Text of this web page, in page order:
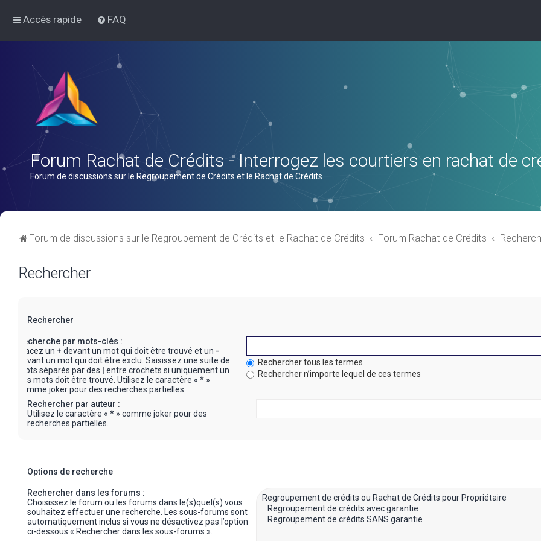
Accès rapide FAQ
Forum Rachat de Crédits - Interrogez les courtiers en rachat de
Forum de discussions sur le Regroupement de Crédits et le Rachat de Crédits
Forum de discussions sur le Regroupement de Crédits et le Rachat de Crédits Forum Rachat de Crédits
Rechercher
Rechercher
Recherche par mots-clés :
Placez un + devant un mot qui doit être trouvé et un -
devant un mot qui doit être exclu. Saisissez une suite de
mots séparés par des
entre crochets si uniquement un
des mots doit être trouvé. Utilisez le caractère « * »
comme joker pour des recherches partielles.
Rechercher tous les termes
Rechercher n’importe lequel de ces termes
Rechercher par auteur :
Utilisez le caractère « * » comme joker pour des
recherches partielles.
Options de recherche
Rechercher dans les forums :
Choisissez le forum ou les forums dans le(s)quel(s) vous
souhaitez effectuer une recherche. Les sous-forums sont
automatiquement inclus si vous ne désactivez pas l’option
ci-dessous « Rechercher dans les sous-forums ».